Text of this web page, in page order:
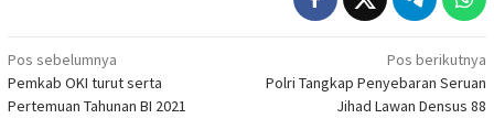
Navigasi
pos
Pos sebelumnya
Pemkab OKI turut serta
Pertemuan Tahunan BI 2021
Pos berikutnya
Polri Tangkap Penyebaran Seruan
Jihad Lawan Densus 88